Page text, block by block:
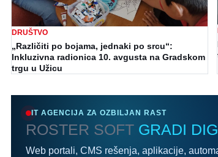
DRUŠTVO
„Različiti po bojama, jednaki po srcu“:
Inkluzivna radionica 10. avgusta na Gradskom
trgu u Užicu
IT AGENCIJA ZA OZBILJAN RAST
ROSTER SOFT GRADI
Web portali, CMS rešenja, aplikacije,